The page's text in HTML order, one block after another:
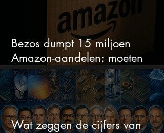
Bezos dumpt 15 miljoen
Amazon-aandelen: moeten
beleggers zich zorgen maken?
Wat zeggen de cijfers van